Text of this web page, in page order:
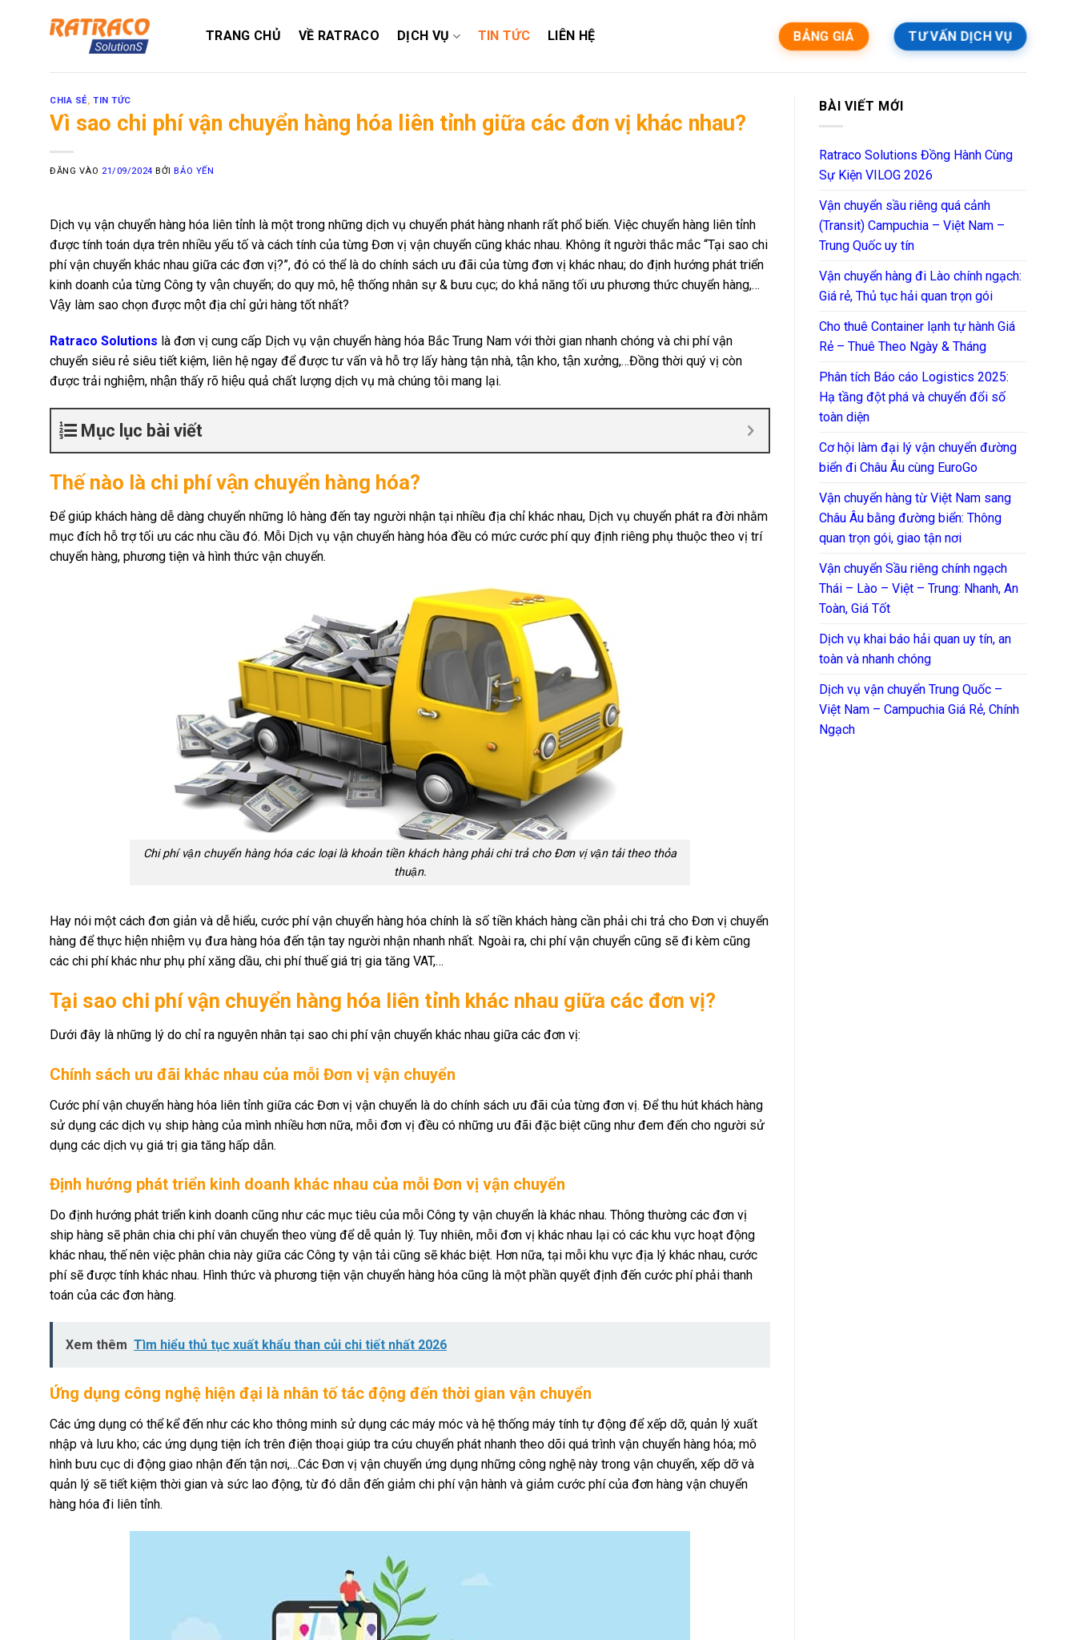
TRANG CHỦ VỀ RATRACO DỊCH VỤ TIN TỨC LIÊN HỆ BẢNG GIÁ TƯ VẤN DỊCH VỤ
CHIA SẺ,TIN TỨC
Vì sao chi phí vận chuyển hàng hóa liên tỉnh giữa các đơn vị khác nhau?
ĐĂNG VÀO 21/09/2024 BỞIBẢO YẾN
Dịch vụ vận chuyển hàng hóa liên tỉnh là một trong những dịch vụ chuyển phát hàng nhanh rất phổ biến. Việc chuyển hàng liên tỉnh
được tính toán dựa trên nhiều yếu tố và cách tính của từng Đơn vị vận chuyển cũng khác nhau. Không ít người thắc mắc “Tại sao chi
phí vận chuyển khác nhau giữa các đơn vị?”, đó có thể là do chính sách ưu đãi của từng đơn vị khác nhau; do định hướng phát triển
kinh doanh của từng Công ty vận chuyển; do quy mô, hệ thống nhân sự & bưu cục; do khả năng tối ưu phương thức chuyển hàng,…
Vậy làm sao chọn được một địa chỉ gửi hàng tốt nhất?
Ratraco Solutions là đơn vị cung cấp Dịch vụ vận chuyển hàng hóa Bắc Trung Nam với thời gian nhanh chóng và chi phí vận
chuyển siêu rẻ siêu tiết kiệm, liên hệ ngay để được tư vấn và hỗ trợ lấy hàng tận nhà, tận kho, tận xưởng,…Đồng thời quý vị còn
được trải nghiệm, nhận thấy rõ hiệu quả chất lượng dịch vụ mà chúng tôi mang lại.
Mục lục bài viết
Thế nào là chi phí vận chuyển hàng hóa?
Để giúp khách hàng dễ dàng chuyển những lô hàng đến tay người nhận tại nhiều địa chỉ khác nhau, Dịch vụ chuyển phát ra đời nhằm
mục đích hỗ trợ tối ưu các nhu cầu đó. Mỗi Dịch vụ vận chuyển hàng hóa đều có mức cước phí quy định riêng phụ thuộc theo vị trí
chuyển hàng, phương tiện và hình thức vận chuyển.
Chi phí vận chuyển hàng hóa các loại là khoản tiền khách hàng phải chi trả cho Đơn vị vận tải theo thỏa
thuận.
Hay nói một cách đơn giản và dễ hiểu, cước phí vận chuyển hàng hóa chính là số tiền khách hàng cần phải chi trả cho Đơn vị chuyển
hàng để thực hiện nhiệm vụ đưa hàng hóa đến tận tay người nhận nhanh nhất. Ngoài ra, chi phí vận chuyển cũng sẽ đi kèm cũng
các chi phí khác như phụ phí xăng dầu, chi phí thuế giá trị gia tăng VAT,…
Tại sao chi phí vận chuyển hàng hóa liên tỉnh khác nhau giữa các đơn vị?
Dưới đây là những lý do chỉ ra nguyên nhân tại sao chi phí vận chuyển khác nhau giữa các đơn vị:
Chính sách ưu đãi khác nhau của mỗi Đơn vị vận chuyển
Cước phí vận chuyển hàng hóa liên tỉnh giữa các Đơn vị vận chuyển là do chính sách ưu đãi của từng đơn vị. Để thu hút khách hàng
sử dụng các dịch vụ ship hàng của mình nhiều hơn nữa, mỗi đơn vị đều có những ưu đãi đặc biệt cũng như đem đến cho người sử
dụng các dịch vụ giá trị gia tăng hấp dẫn.
Định hướng phát triển kinh doanh khác nhau của mỗi Đơn vị vận chuyển
Do định hướng phát triển kinh doanh cũng như các mục tiêu của mỗi Công ty vận chuyển là khác nhau. Thông thường các đơn vị
ship hàng sẽ phân chia chi phí vân chuyển theo vùng để dễ quản lý. Tuy nhiên, mỗi đơn vị khác nhau lại có các khu vực hoạt động
khác nhau, thế nên việc phân chia này giữa các Công ty vận tải cũng sẽ khác biệt. Hơn nữa, tại mỗi khu vực địa lý khác nhau, cước
phí sẽ được tính khác nhau. Hình thức và phương tiện vận chuyển hàng hóa cũng là một phần quyết định đến cước phí phải thanh
toán của các đơn hàng.
Xem thêm Tìm hiểu thủ tục xuất khẩu than củi chi tiết nhất 2026
Ứng dụng công nghệ hiện đại là nhân tố tác động đến thời gian vận chuyển
Các ứng dụng có thể kể đến như các kho thông minh sử dụng các máy móc và hệ thống máy tính tự động để xếp dỡ, quản lý xuất
nhập và lưu kho; các ứng dụng tiện ích trên điện thoại giúp tra cứu chuyển phát nhanh theo dõi quá trình vận chuyển hàng hóa; mô
hình bưu cục di động giao nhận đến tận nơi,…Các Đơn vị vận chuyển ứng dụng những công nghệ này trong vận chuyển, xếp dỡ và
quản lý sẽ tiết kiệm thời gian và sức lao động, từ đó dẫn đến giảm chi phí vận hành và giảm cước phí của đơn hàng vận chuyển
hàng hóa đi liên tỉnh.
BÀI VIẾT MỚI
Ratraco Solutions Đồng Hành Cùng
Sự Kiện VILOG 2026
Vận chuyển sầu riêng quá cảnh
(Transit) Campuchia – Việt Nam –
Trung Quốc uy tín
Vận chuyển hàng đi Lào chính ngạch:
Giá rẻ, Thủ tục hải quan trọn gói
Cho thuê Container lạnh tự hành Giá
Rẻ – Thuê Theo Ngày & Tháng
Phân tích Báo cáo Logistics 2025:
Hạ tầng đột phá và chuyển đổi số
toàn diện
Cơ hội làm đại lý vận chuyển đường
biển đi Châu Âu cùng EuroGo
Vận chuyển hàng từ Việt Nam sang
Châu Âu bằng đường biển: Thông
quan trọn gói, giao tận nơi
Vận chuyển Sầu riêng chính ngạch
Thái – Lào – Việt – Trung: Nhanh, An
Toàn, Giá Tốt
Dịch vụ khai báo hải quan uy tín, an
toàn và nhanh chóng
Dịch vụ vận chuyển Trung Quốc –
Việt Nam – Campuchia Giá Rẻ, Chính
Ngạch